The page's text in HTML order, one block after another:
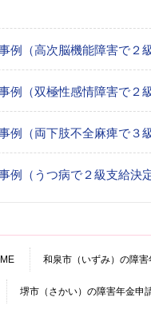
例（高次脳機能障害で２
例（双極性感情障害で２
例（両下肢不全麻痺で３
例（うつ病で２級支給決定
和泉市（いずみ）の障害
堺市（さかい）の障害年金申